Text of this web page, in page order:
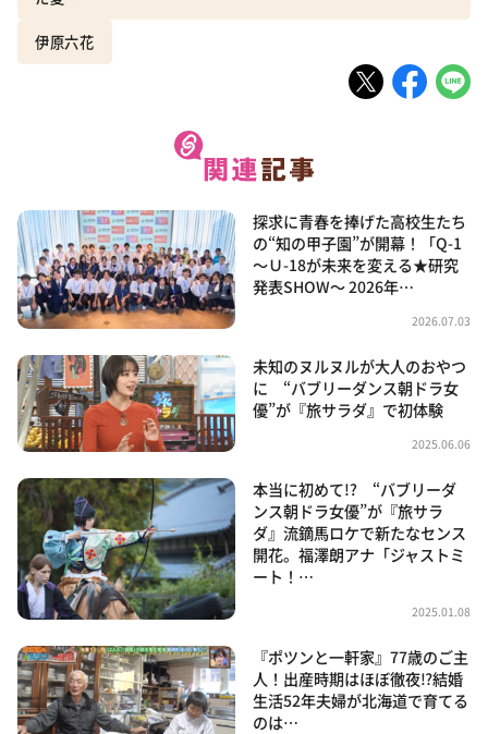
伊原六花
探求に青春を捧げた高校生たち
の“知の甲子園”が開幕！「Q-1
～Ｕ-18が未来を変える★研究
発表SHOW～ 2026年…
2026.07.03
未知のヌルヌルが大人のおやつ
に “バブリーダンス朝ドラ女
優”が『旅サラダ』で初体験
2025.06.06
本当に初めて!? “バブリーダ
ンス朝ドラ女優”が『旅サラ
ダ』流鏑馬ロケで新たなセンス
開花。福澤朗アナ「ジャストミ
ート！…
2025.01.08
『ポツンと一軒家』77歳のご主
人！出産時期はほぼ徹夜⁉結婚
生活52年夫婦が北海道で育てる
のは…